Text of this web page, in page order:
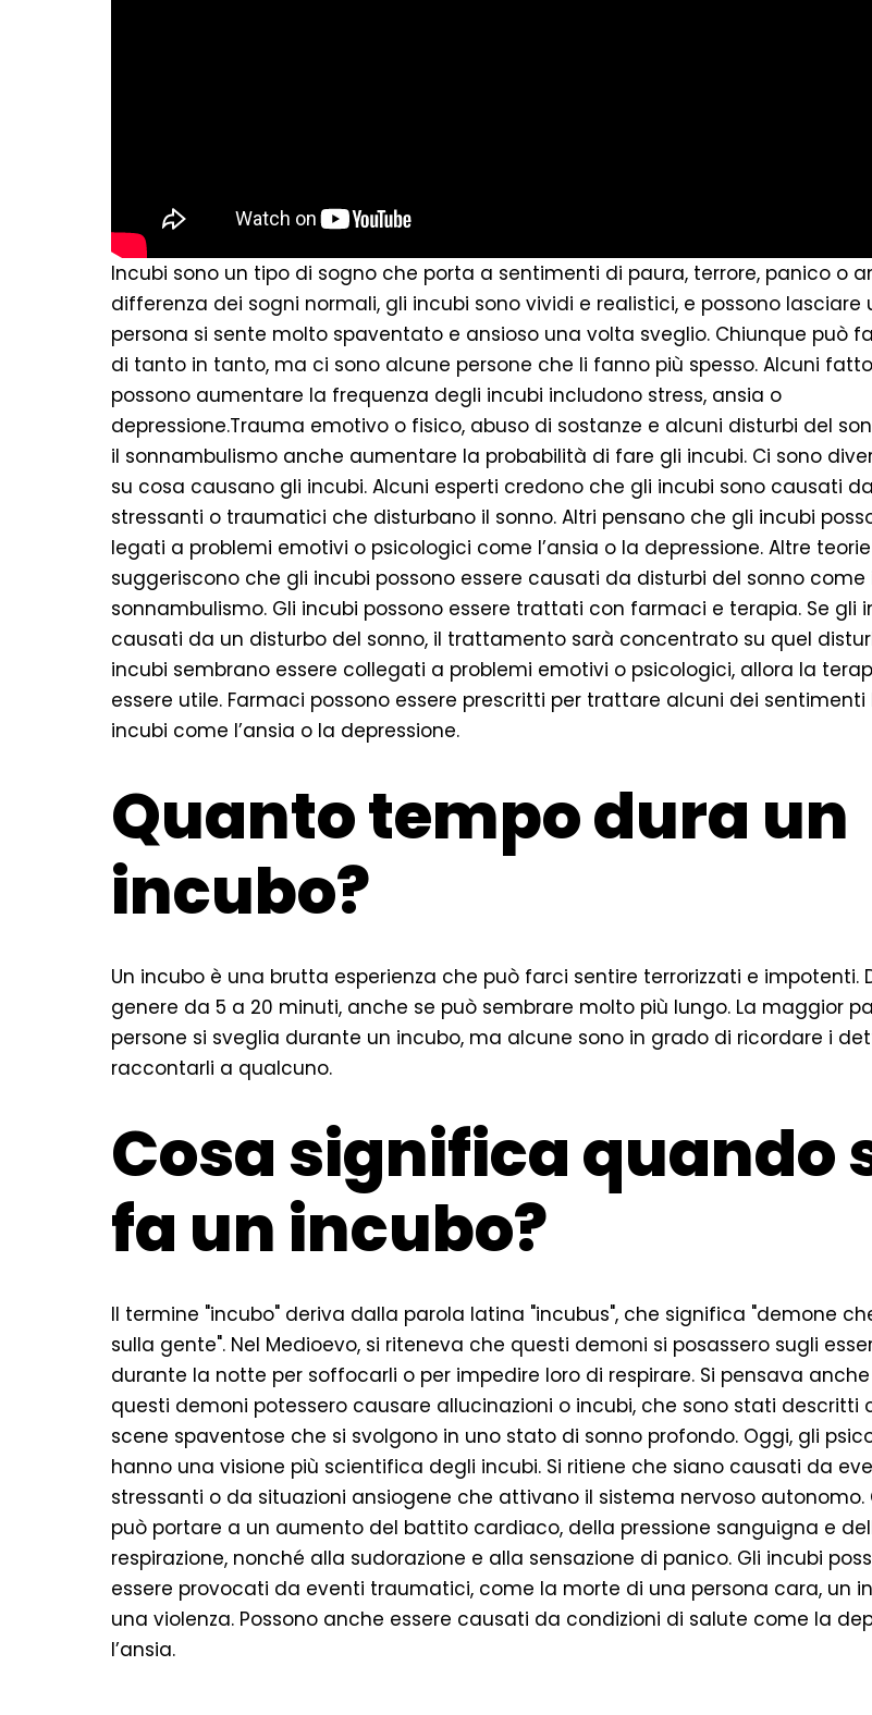
Incubi sono un tipo di sogno che porta a sentimenti di paura, terrore, panico o
differenza dei sogni normali, gli incubi sono vividi e realistici, e possono lasciare
persona si sente molto spaventato e ansioso una volta sveglio. Chiunque può
di tanto in tanto, ma ci sono alcune persone che li fanno più spesso. Alcuni
possono aumentare la frequenza degli incubi includono stress, ansia o
depressione.Trauma emotivo o fisico, abuso di sostanze e alcuni disturbi del
il sonnambulismo anche aumentare la probabilità di fare gli incubi. Ci sono
su cosa causano gli incubi. Alcuni esperti credono che gli incubi sono causati
stressanti o traumatici che disturbano il sonno. Altri pensano che gli incubi
legati a problemi emotivi o psicologici come l’ansia o la depressione. Altre teorie
suggeriscono che gli incubi possono essere causati da disturbi del sonno come
sonnambulismo. Gli incubi possono essere trattati con farmaci e terapia. Se gli
causati da un disturbo del sonno, il trattamento sarà concentrato su quel
incubi sembrano essere collegati a problemi emotivi o psicologici, allora la
essere utile. Farmaci possono essere prescritti per trattare alcuni dei
incubi come l’ansia o la depressione.
Quanto tempo dura un
incubo?
Un incubo è una brutta esperienza che può farci sentire terrorizzati e impotenti.
genere da 5 a 20 minuti, anche se può sembrare molto più lungo. La maggior
persone si sveglia durante un incubo, ma alcune sono in grado di ricordare i
raccontarli a qualcuno.
Cosa significa quando
fa un incubo?
Il termine "incubo" deriva dalla parola latina "incubus", che significa "demone
sulla gente". Nel Medioevo, si riteneva che questi demoni si posassero sugli
durante la notte per soffocarli o per impedire loro di respirare. Si pensava
questi demoni potessero causare allucinazioni o incubi, che sono stati descritti
scene spaventose che si svolgono in uno stato di sonno profondo. Oggi, gli
hanno una visione più scientifica degli incubi. Si ritiene che siano causati da
stressanti o da situazioni ansiogene che attivano il sistema nervoso autonomo.
può portare a un aumento del battito cardiaco, della pressione sanguigna e
respirazione, nonché alla sudorazione e alla sensazione di panico. Gli incubi
essere provocati da eventi traumatici, come la morte di una persona cara, un
una violenza. Possono anche essere causati da condizioni di salute come la
l’ansia.